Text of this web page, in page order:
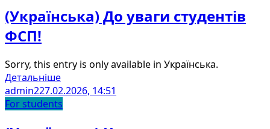
(Українська) До уваги студентів
ФСП!
Sorry, this entry is only available in Українська.
Детальніше
admin227.02.2026, 14:51
For students